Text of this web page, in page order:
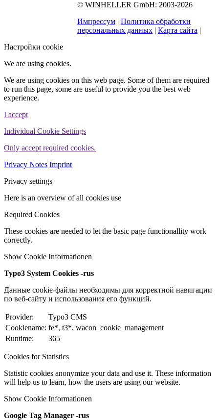
WINHELLER GmbH
© WINHELLER GmbH: 2003-2026
Импрессум
Политика обработки
персональных данных
Карта сайта
Настройки cookie
We are using cookies.
We are using cookies on this web page. Some of them are required
to run this page, some are useful to provide you the best web
experience.
I accept
Individual Cookie Settings
Only accept required cookies.
Privacy Notes Imprint
Privacy settings
Here is an overview of all cookies use
Required Cookies
These cookies are needed to let the basic page functionallity work
correctly.
Show Cookie Informationen
Typo3 System Cookies -rus
Данные cookie-файлы необходимы для корректной навигации
по веб-сайту и использования его функций.
Provider:
Typo3 CMS
Cookiename: fe*, t3*, wacon_cookie_management
Runtime:
365
Cookies for Statistics
Statistic cookies anonymize your data and use it. These information
will help us to learn, how the users are using our website.
Show Cookie Informationen
Google Tag Manager -rus